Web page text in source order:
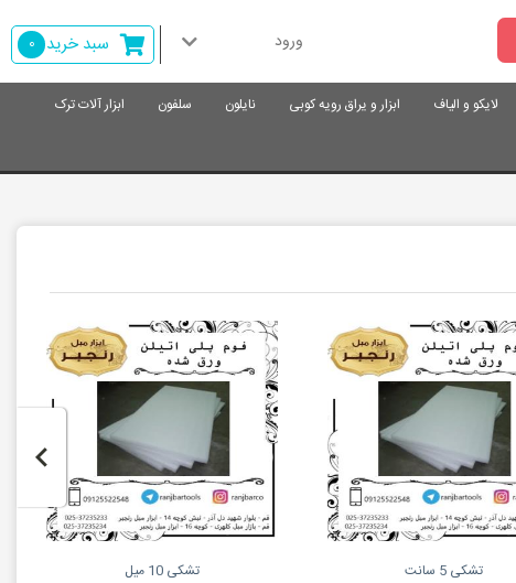
سبد خرید 0 ورود
لایکو و الیاف ابزار و یراق رویه کوبی نایلون سلفون
ابزار آلات ترک
تشکی 5 سانت تشکی 10 میل